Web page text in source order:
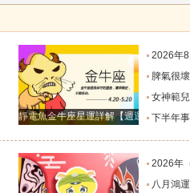
靜電魚金牛座星運詳解【週運2024年12
2026年8月8
脾氣很壞，卻被男生寵
女神範兒十足的三屬相女
下半年事業運最
2026年（8月12日
八月鴻運臨門！四大生肖
猴